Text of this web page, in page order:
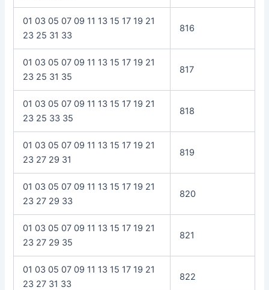
01 03 05 07 09 11 13 15 17 19 21
23 25 31 33
816
01 03 05 07 09 11 13 15 17 19 21
23 25 31 35
817
01 03 05 07 09 11 13 15 17 19 21
23 25 33 35
818
01 03 05 07 09 11 13 15 17 19 21
23 27 29 31
819
01 03 05 07 09 11 13 15 17 19 21
23 27 29 33
820
01 03 05 07 09 11 13 15 17 19 21
23 27 29 35
821
01 03 05 07 09 11 13 15 17 19 21
23 27 31 33
822